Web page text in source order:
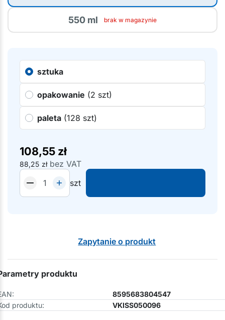
550 ml brak w magazynie
sztuka
opakowanie (2 szt)
paleta (128 szt)
108,55 zł
88,25 zł bez VAT
szt
Zapytanie o produkt
produktu
8595683804547
produktu:
VKISS050096